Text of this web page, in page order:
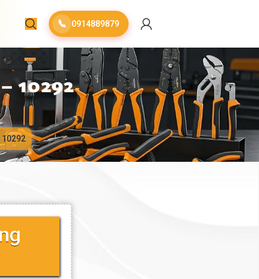
📞 0914889879
10292